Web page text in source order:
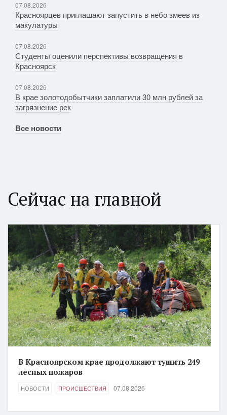
07.08.2026
Красноярцев приглашают запустить в небо змеев из
макулатуры
07.08.2026
Студенты оценили перспективы возвращения в
Красноярск
07.08.2026
В крае золотодобытчики заплатили 30 млн рублей за
загрязнение рек
Все новости
Сейчас на главной
В Красноярском крае продолжают тушить 249
лесных пожаров
НОВОСТИ ПРОИСШЕСТВИЯ 07.08.2026